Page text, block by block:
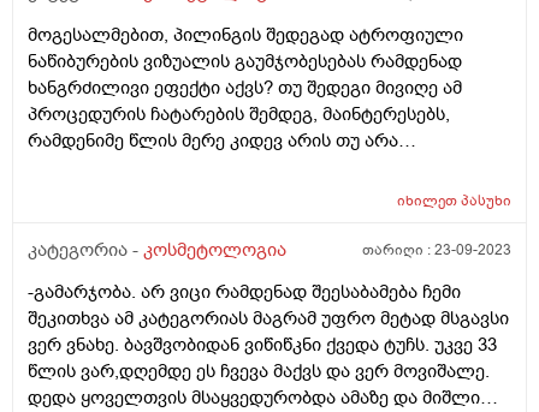
გამირკვევია ნაწიბურებია თუ პიგმენტს აქვს ფერი
შეცვლილი. ინტერნეტში ვცადე ინფორმაციის მოძიება
და როგორც გავიგე ამას შეიძლება ერქვას ე.წ “PIH“
რაც ქართულად არ ვიცი როგორ ითარგმნება თუმცა
არის ლაქის სახეობა რომელიც ჩნდება კაპილარების
დაზიანდა კაპილარები, ამის გამო თუ მაქვს ეს
დერმატოლოგიურად რამდენად შესაძლებელია მისი
მკურნალობა და მოშორება? არსებობს შანსი იმის,
რომ ამგვარი ლაქა/შრამი/ნაწიბურები გაქრეს და კანმა
ბუნებრივი იერი დაიბრუნოს?
მოგესალმებით, პილინგის შედეგად ატროფიული
ნაწიბურების ვიზუალის გაუმჯობესებას რამდენად
ხანგრძილივი ეფექტი აქვს? თუ შედეგი მივიღე ამ
პროცედურის ჩატარების შემდეგ, მაინტერესებს,
რამდენიმე წლის მერე კიდევ არის თუ არა
შენარჩუნდება და ნაწიბურების ვიზუალი გარკვეული
იხილეთპასუხი
კატეგორია - კოსმეტოლოგია თარიღი :23-09-2023
-გამარჯობა. არ ვიცი რამდენად შეესაბამება ჩემი
შეკითხვა ამ კატეგორიას მაგრამ უფრო მეტად მსგავსი
ვერ ვნახე. ბავშვობიდან ვიწიწკნი ქვედა ტუჩს. უკვე 33
წლის ვარ,დღემდე ეს ჩვევა მაქვს და ვერ მოვიშალე.
დედა ყოველთვის მსაყვედურობდა ამაზე და მიშლიდა